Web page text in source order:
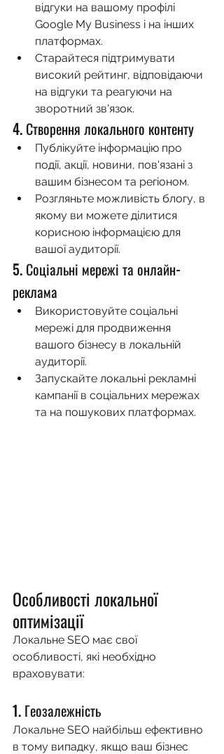
відгуки на вашому профілі
Google My Business і на інших
платформах.
Старайтеся підтримувати
високий рейтинг, відповідаючи
на відгуки та реагуючи на
зворотний зв'язок.
4. Створення локального контенту
Публікуйте інформацію про
події, акції, новини, пов'язані з
вашим бізнесом та регіоном.
Розгляньте можливість блогу, в
якому ви можете ділитися
корисною інформацією для
вашої аудиторії.
5. Соціальні мережі та онлайн-
реклама
Використовуйте соціальні
мережі для продвиження
вашого бізнесу в локальній
аудиторії.
Запускайте локальні рекламні
кампанії в соціальних мережах
та на пошукових платформах.
Особливості локальної
оптимізації
Локальне SEO має свої
особливості, які необхідно
враховувати:
1. Геозалежність
Локальне SEO найбільш ефективно
в тому випадку, якщо ваш бізнес